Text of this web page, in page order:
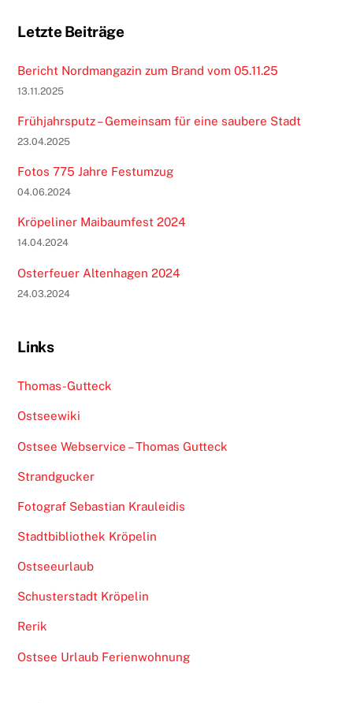
Letzte Beiträge
Bericht Nordmangazin zum Brand vom 05.11.25
13.11.2025
Frühjahrsputz – Gemeinsam für eine saubere Stadt
23.04.2025
Fotos 775 Jahre Festumzug
04.06.2024
Kröpeliner Maibaumfest 2024
14.04.2024
Osterfeuer Altenhagen 2024
24.03.2024
Links
Thomas-Gutteck
Ostseewiki
Ostsee Webservice – Thomas Gutteck
Strandgucker
Fotograf Sebastian Krauleidis
Stadtbibliothek Kröpelin
Ostseeurlaub
Schusterstadt Kröpelin
Rerik
Ostsee Urlaub Ferienwohnung